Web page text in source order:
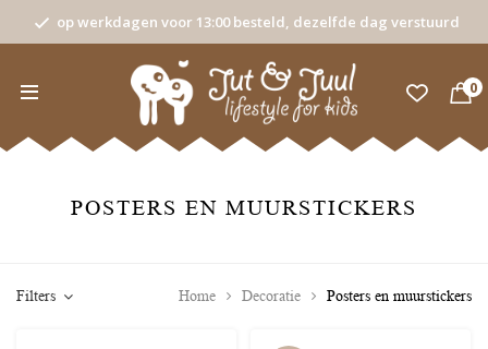
op werkdagen voor 13:00 besteld, dezelfde dag verstuurd
0
POSTERS EN MUURSTICKERS
Filters Home Decoratie Posters en muurstickers